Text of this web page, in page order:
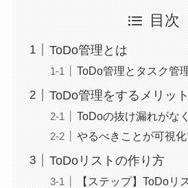
目次
ToDo管理とは
ToDo管理とタスク管
ToDo管理をするメリット
ToDoの抜け漏れがな
やるべきことが可視
ToDoリストの作り方
【ステップ】ToDoリ